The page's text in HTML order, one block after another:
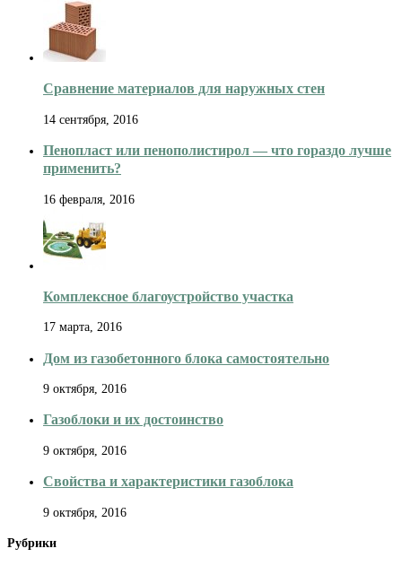
Сравнение материалов для наружных стен
14 сентября, 2016
Пенопласт или пенополистирол — что гораздо лучше
применить?
16 февраля, 2016
Комплексное благоустройство участка
17 марта, 2016
Дом из газобетонного блока самостоятельно
9 октября, 2016
Газоблоки и их достоинство
9 октября, 2016
Свойства и характеристики газоблока
9 октября, 2016
Рубрики